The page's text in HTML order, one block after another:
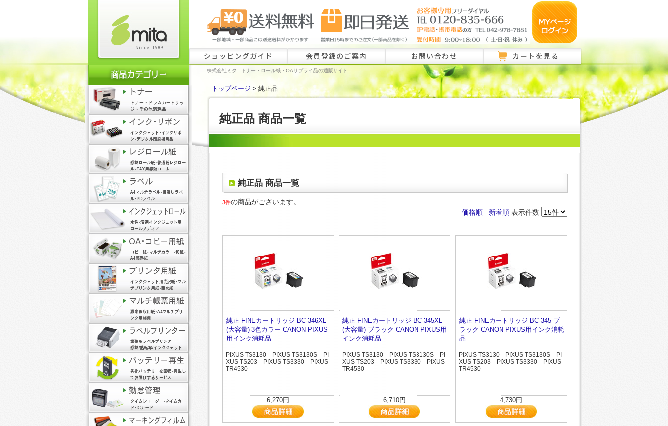
ショッピングガイド 会員登録のご案内 お問い合わせ
ロール紙特注のご相談はこちら
カートを見る
株式会社ミタ - トナー・ロール紙・OAサプライ品の通販サイト
トップページ > 純正品
純正品 商品一覧
純正品 商品一覧
3件の商品がございます。
価格順
新着順 表示件数
純正 FINEカートリッジ BC-346XL
(大容量) 3色カラー CANON PIXUS
用インク消耗品
PIXUS TS3130 PIXUS TS3130S PI
XUS TS203 PIXUS TS3330 PIXUS
TR4530
6,270円
純正 FINEカートリッジ BC-345XL
(大容量) ブラック CANON PIXUS用
インク消耗品
PIXUS TS3130 PIXUS TS3130S PI
XUS TS203 PIXUS TS3330 PIXUS
TR4530
6,710円
純正 FINEカートリッジ BC-345 ブ
ラック CANON PIXUS用インク消耗
品
PIXUS TS3130 PIXUS TS3130S PI
XUS TS203 PIXUS TS3330 PIXUS
TR4530
4,730円